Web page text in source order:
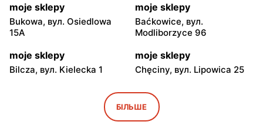
moje sklepy
Bukowa, вул. Osiedlowa
15A
moje sklepy
Baćkowice, вул.
Modliborzyce 96
moje sklepy
Bilcza, вул. Kielecka 1
moje sklepy
Chęciny, вул. Lipowica 25
Iwaniska, вул. Ujazdowska
moje sklepy
Bogoria, вул. Rynek 30
БІЛЬШЕ